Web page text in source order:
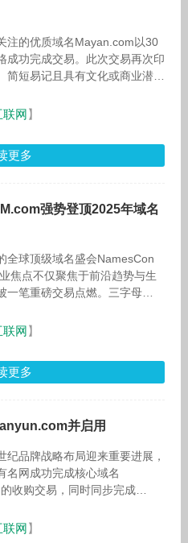
注的优质域名Mayan.com以30
成功完成交易。此次交易再次印
简短易记且具有文化或商业潜力
息人士透露，Maya
联网】
更多
强势登顶2025年域名
全球顶级域名盛会NamesCon
焦点不仅聚焦于前沿趋势与生
一笔重磅交易点燃。三字母
截至目
联网】
更多
并启用
纪品牌战略布局迎来重要进展，
名网成功完成核心域名
收购交易，同时同步完成
标志着联云世纪在
联网】